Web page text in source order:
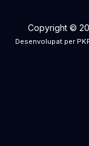
Copyright ©
Desenvolupat per